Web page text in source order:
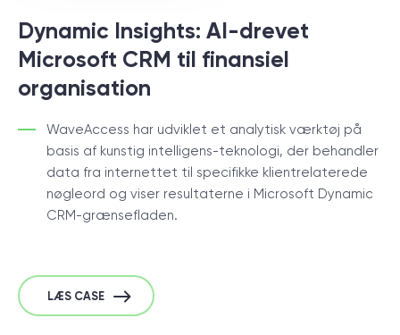
Dynamic Insights: AI-drevet
Microsoft CRM til finansiel
organisation
WaveAccess har udviklet et analytisk værktøj på
basis af kunstig intelligens-teknologi, der behandler
data fra internettet til specifikke klientrelaterede
nøgleord og viser resultaterne i Microsoft Dynamic
CRM-grænsefladen.
LÆS CASE